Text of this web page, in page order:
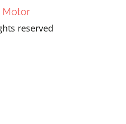
Motor
reserved